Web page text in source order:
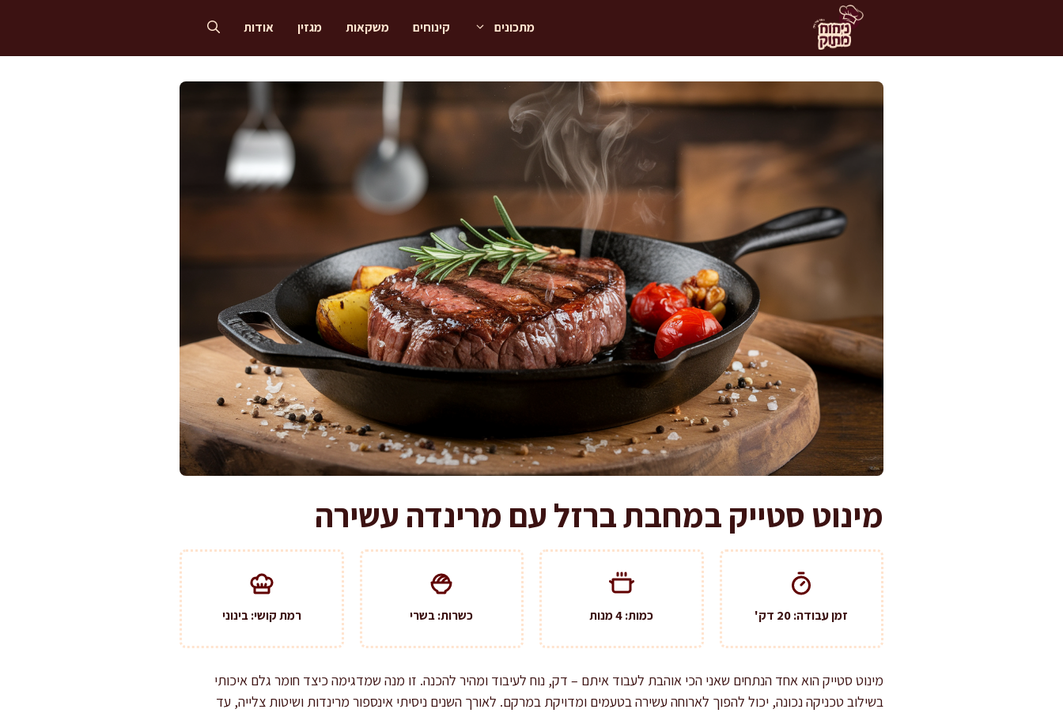
מתכונים קינוחים משקאות מגזין אודות
מינוט סטייק במחבת ברזל עם מרינדה עשירה
זמן עבודה: 20 דק' כמות: 4 מנות כשרות: בשרי רמת קושי: בינוני
מינוט סטייק הוא אחד הנתחים שאני הכי אוהבת לעבוד איתם – דק, נוח לעיבוד ומהיר להכנה. זו מנה שמדגימה כיצד חומר גלם איכותי
בשילוב טכניקה נכונה, יכול להפוך לארוחה עשירה בטעמים ומדויקת במרקם. לאורך השנים ניסיתי אינספור מרינדות ושיטות צלייה, עד